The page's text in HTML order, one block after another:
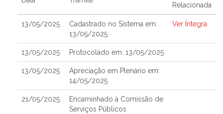
Relacionada
13/05/2025
Cadastrado no Sistema em:
13/05/2025
Ver Íntegra
13/05/2025 Protocolado em: 13/05/2025
13/05/2025
Apreciação em Plenário em:
14/05/2025
21/05/2025
Encaminhado à Comissão de
Serviços Públicos